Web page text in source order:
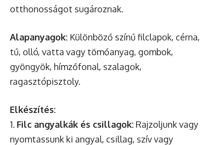
otthonosságot sugároznak.
Alapanyagok: Különböző színű filclapok, cérna,
tű, olló, vatta vagy tömőanyag, gombok,
gyöngyök, hímzőfonal, szalagok,
ragasztópisztoly.
Elkészítés:
1. Filc angyalkák és csillagok: Rajzoljunk vagy
nyomtassunk ki angyal, csillag, szív vagy